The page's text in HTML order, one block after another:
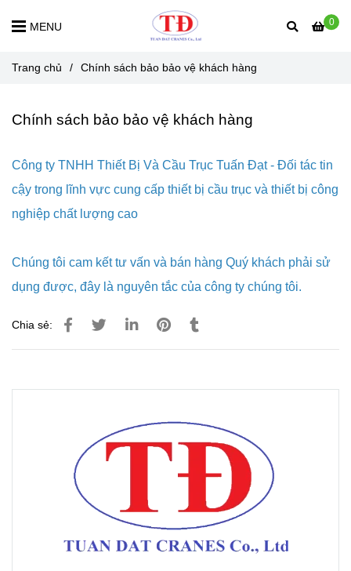
0
MENU
Trang chủ / Chính sách bảo bảo vệ khách hàng
Chính sách bảo bảo vệ khách hàng
Công ty TNHH Thiết Bị Và Cầu Trục Tuấn Đạt - Đối tác tin
cậy trong lĩnh vực cung cấp thiết bị cầu trục và thiết bị công
nghiệp chất lượng cao
Chúng tôi cam kết tư vấn và bán hàng Quý khách phải sử
dụng được, đây là nguyên tắc của công ty chúng tôi.
Chia sẻ: